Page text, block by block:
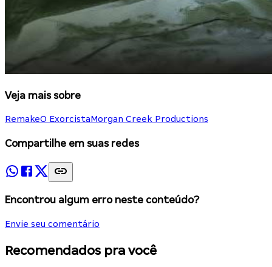
Veja mais sobre
RemakeO ExorcistaMorgan Creek Productions
Compartilhe em suas redes
Encontrou algum erro neste conteúdo?
Envie seu comentário
Recomendados pra você